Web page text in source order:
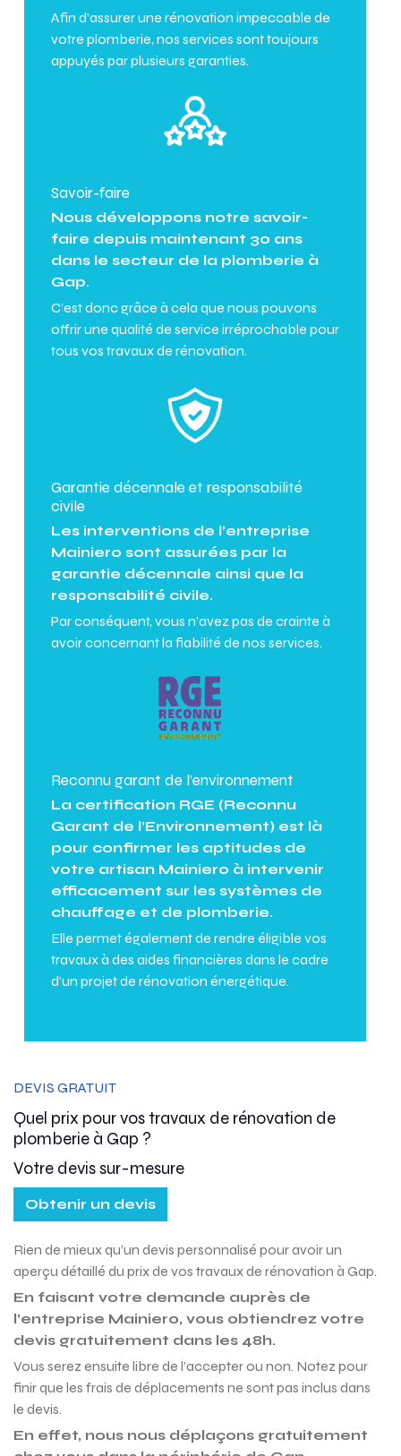
Afin d’assurer une rénovation impeccable de
votre plomberie, nos services sont toujours
appuyés par plusieurs garanties.
Savoir-faire
Nous développons notre savoir-
faire depuis maintenant 30 ans
dans le secteur de la plomberie à
Gap.
C’est donc grâce à cela que nous pouvons
offrir une qualité de service irréprochable pour
tous vos travaux de rénovation.
Garantie décennale et responsabilité
civile
Les interventions de l’entreprise
Mainiero sont assurées par la
garantie décennale ainsi que la
responsabilité civile.
Par conséquent, vous n’avez pas de crainte à
avoir concernant la fiabilité de nos services.
Reconnu garant de l’environnement
La certification RGE (Reconnu
Garant de l’Environnement) est là
pour confirmer les aptitudes de
votre artisan Mainiero à intervenir
efficacement sur les systèmes de
chauffage et de plomberie.
Elle permet également de rendre éligible vos
travaux à des aides financières dans le cadre
d’un projet de rénovation énergétique.
DEVIS GRATUIT
Quel prix pour vos travaux de rénovation de
plomberie à Gap ?
Votre devis sur-mesure
Obtenir un devis
Rien de mieux qu’un devis personnalisé pour avoir un
aperçu détaillé du prix de vos travaux de rénovation à Gap.
En faisant votre demande auprès de
l’entreprise Mainiero, vous obtiendrez votre
devis gratuitement dans les 48h.
Vous serez ensuite libre de l’accepter ou non. Notez pour
finir que les frais de déplacements ne sont pas inclus dans
le devis.
En effet, nous nous déplaçons gratuitement